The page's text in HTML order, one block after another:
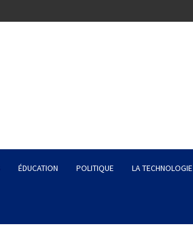
ÉDUCATION POLITIQUE LA TECHNOLOGIE